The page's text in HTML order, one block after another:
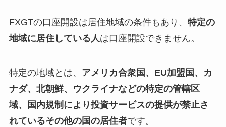
FXGTの口座開設は居住地域の条件もあり、 特定の
地域に居住している人 は口座開設できません。
特定の地域とは、 アメリカ合衆国、EU加盟国、カ
ナダ、北朝鮮、ウクライナなどの特定の管轄区
域、国内規制により投資サービスの提供が禁止さ
れているその他の国の居住者です。